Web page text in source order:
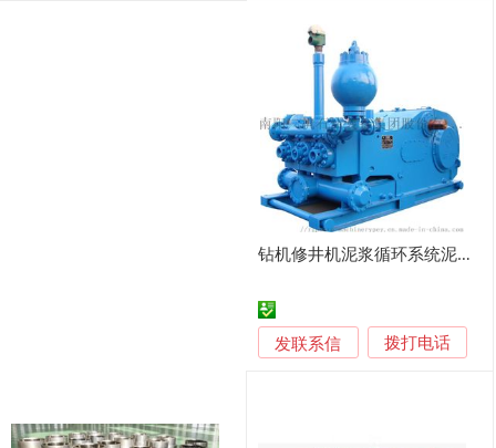
钻机修井机泥浆循环系统泥浆泵组 南阳二机石油配件
发联系信 拨打电话